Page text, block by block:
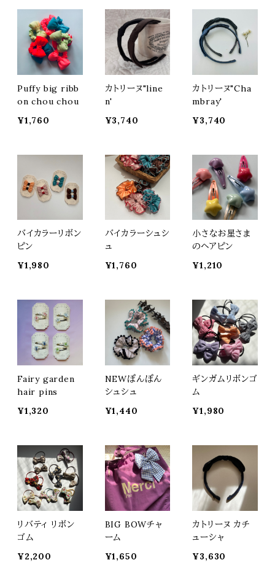
Puffy big ribb
on chou chou
¥1,760
カトリーヌ"line
n'
¥3,740
カトリーヌ"Cha
mbray'
¥3,740
バイカラーリボン
ピン
¥1,980
バイカラーシュシ
ュ
¥1,760
小さなお星さま
のヘアピン
¥1,210
Fairy garden
hair pins
¥1,320
NEWぽんぽん
シュシュ
¥1,440
ギンガムリボンゴ
ム
¥1,980
リバティ リボン
ゴム
¥2,200
BIG BOWチャ
ーム
¥1,650
カトリーヌ カチ
ューシャ
¥3,630